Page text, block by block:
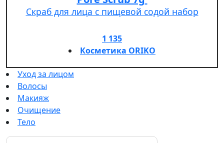
Скраб для лица с пищевой содой набор
1 135
Косметика ORIKO
Уход за лицом
Волосы
Макияж
Очищение
Тело